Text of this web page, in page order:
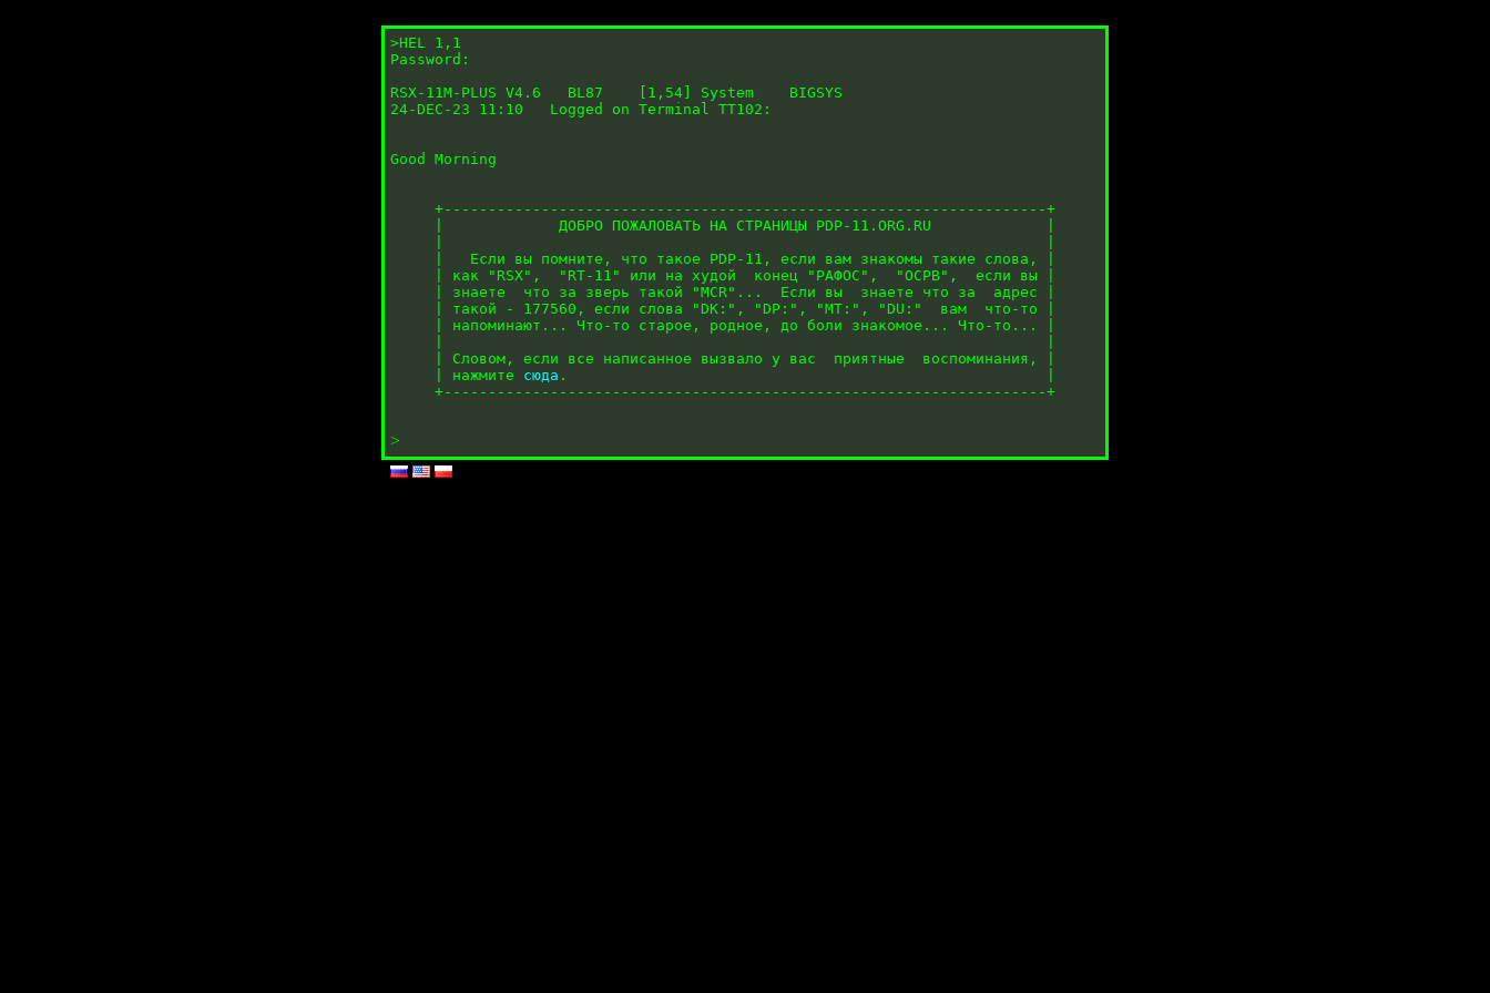
>HEL 1,1
Password:
RSX-11M-PLUS V4.6   BL87    [1,54] System    BIGSYS
24-DEC-23 11:10   Logged on Terminal TT102:
Good Morning
     +--------------------------------------------------------------------+
     |             ДОБРО ПОЖАЛОВАТЬ НА СТРАНИЦЫ PDP-11.ORG.RU             |
     |   Если вы помните, что такое PDP-11, если вам знакомы такие слова, |
     | как "RSX",  "RT-11" или на худой  конец "РАФОС",  "ОСРВ",  если вы |
     | знаете  что за зверь такой "MCR"...  Если вы  знаете что за  адрес |
     | такой - 177560, если слова "DK:", "DP:", "MT:", "DU:"  вам  что-то |
     | напоминают... Что-то старое, родное, до боли знакомое... Что-то... |
     | Словом, если все написанное вызвало у вас  приятные  воспоминания, |
     | нажмите
сюда .                               			  |
     +--------------------------------------------------------------------+
>